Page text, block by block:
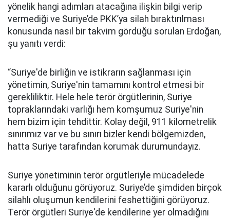
yönelik hangi adımları atacağına ilişkin bilgi verip
vermediği ve Suriye’de PKK’ya silah bıraktırılması
konusunda nasıl bir takvim gördüğü sorulan Erdoğan,
şu yanıtı verdi:
“Suriye'de birliğin ve istikrarın sağlanması için
yönetimin, Suriye'nin tamamını kontrol etmesi bir
gerekliliktir. Hele hele terör örgütlerinin, Suriye
topraklarındaki varlığı hem komşumuz Suriye'nin
hem bizim için tehdittir. Kolay değil, 911 kilometrelik
sınırımız var ve bu sınırı bizler kendi bölgemizden,
hatta Suriye tarafından korumak durumundayız.
Suriye yönetiminin terör örgütleriyle mücadelede
kararlı olduğunu görüyoruz. Suriye’de şimdiden birçok
silahlı oluşumun kendilerini feshettiğini görüyoruz.
Terör örgütleri Suriye'de kendilerine yer olmadığını